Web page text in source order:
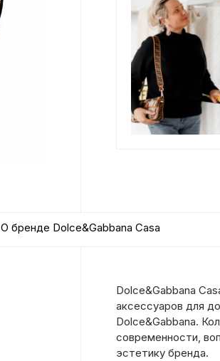
О бренде Dolce&Gabbana Casa
Dolce&Gabbana
аксессуаров для
Dolce&Gabbana.
современности,
эстетику бренда.